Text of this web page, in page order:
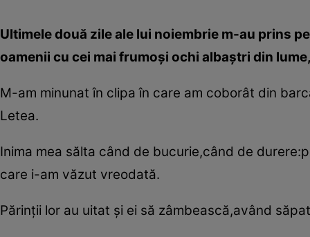
Ultimele două zile ale lui noiembrie m-au prins
oamenii cu cei mai frumoşi ochi albaştri din
M-am minunat în clipa în care am coborât din
Letea.
Inima mea sălta când de bucurie,când de
care i-am văzut vreodată.
Părinţii lor au uitat şi ei să zâmbească,având